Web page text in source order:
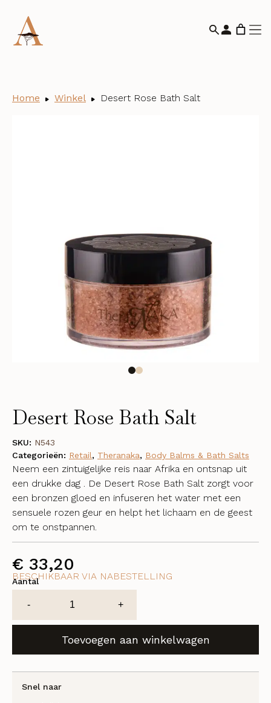
Home Winkel Desert Rose Bath Salt
Desert Rose Bath Salt
€ 33,20
Snel naar
Neem een zintuigelijke reis naar Afrika en ontsnap uit
een drukke dag . De Desert Rose Bath Salt zorgt voor
een bronzen gloed en infuseren het water met een
sensuele rozen geur en helpt het lichaam en de geest
om te onstpannen.
BESCHIKBAAR VIA NABESTELLING
Aantal
-
Bath
Salt
aantal
+
Toevoegen aan winkelwagen
SKU: N543
Categorieën: Retail, Theranaka, Body Balms & Bath Salts